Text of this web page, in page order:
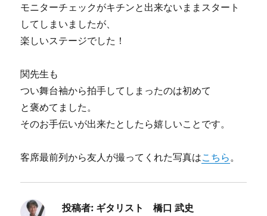
モニターチェックがキチンと出来ないままスタート
してしまいましたが、
楽しいステージでした！
関先生も
つい舞台袖から拍手してしまったのは初めて
と褒めてました。
そのお手伝いが出来たとしたら嬉しいことです。
客席最前列から友人が撮ってくれた写真はこちら 。
投稿者: ギタリスト 橋口 武史